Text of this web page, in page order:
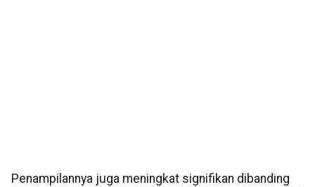
Penampilannya juga meningkat signifikan dibanding